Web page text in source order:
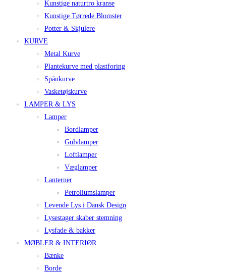
Kunstige naturtro kranse
Kunstige Tørrede Blomster
Potter & Skjulere
KURVE
Metal Kurve
Plantekurve med plastforing
Spånkurve
Vasketøjskurve
LAMPER & LYS
Lamper
Bordlamper
Gulvlamper
Loftlamper
Væglamper
Lanterner
Petroliumslamper
Levende Lys i Dansk Design
Lysestager skaber stemning
Lysfade & bakker
MØBLER & INTERIØR
Bænke
Borde